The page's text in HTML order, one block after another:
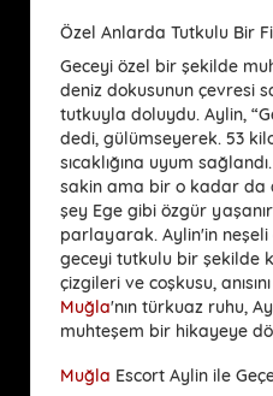
Özel Anlarda Tutkulu Bir
Geceyi özel bir şekilde
deniz dokusunun çevresi
tutkuyla doluydu. Aylin,
dedi, gülümseyerek. 53
sıcaklığına uyum
sakin ama bir o kadar da
şey Ege gibi özgür
parlayarak. Aylin'in neşeli
geceyi tutkulu bir şekilde
çizgileri ve coşkusu,
Muğla'nın türkuaz ruhu,
muhteşem bir hikayeye
Muğla Escort Aylin ile